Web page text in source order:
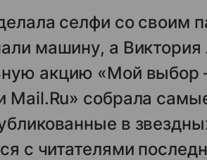
селфи со своим
машину, а
акцию «Мой
Mail.Ru» собрала
в
с читателями